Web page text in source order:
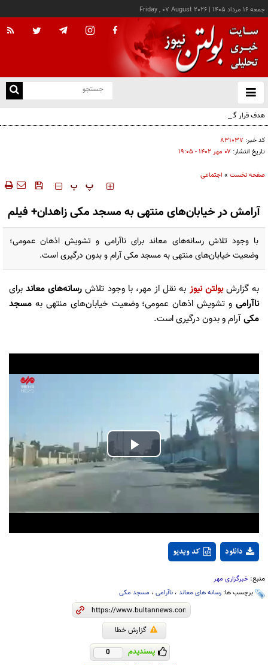
جمعه ۱۶ مرداد ۱۴۰۵ |
Friday , 07 August 2026
باز
و
هدف قرار گرفتن اتاق‌ فرماندهی مزدوران عربستان در یمن
کد خبر: ۸۳۱۰۳۷
تاریخ انتشار: ۰۷ مهر ۱۴۰۲ - ۱۹:۰۵
صفحه نخست » اجتماعی
‍‍‍ پ پ
آرامش در خیابان‌های منتهی به مسجد مکی‌ زاهدان+ فیلم
با وجود تلاش رسانه‌های معاند برای ناآرامی و تشویش اذهان عمومی؛
وضعیت خیابان‌های منتهی به مسجد مکی آرام و بدون درگیری است.
به گزارشبولتن نیوز به نقل از مهر، با وجود تلاشرسانه‌های معاندبرای
ناآرامی و تشویش اذهان عمومی؛ وضعیت خیابان‌های منتهی به مسجد
مکیآرام و بدون درگیری است.
Play
Video
کد ویدیو دانلود
منبع: خبرگزاری مهر
برچسب ها: رسانه های معاند ، ناآرامی ، مسجد مکی
گزارش خطا
پسندیدم 0